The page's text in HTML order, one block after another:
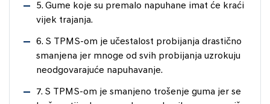
5. Gume koje su premalo napuhane imat će kraći
vijek trajanja.
6. S TPMS-om je učestalost probijanja drastično
smanjena jer mnoge od svih probijanja uzrokuju
neodgovarajuće napuhavanje.
7. S TPMS-om je smanjeno trošenje guma jer se